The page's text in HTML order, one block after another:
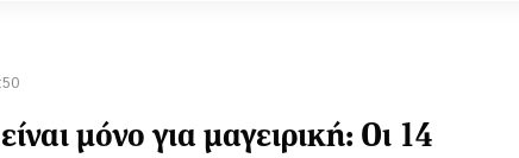
μόνο για μαγειρική: Οι 14